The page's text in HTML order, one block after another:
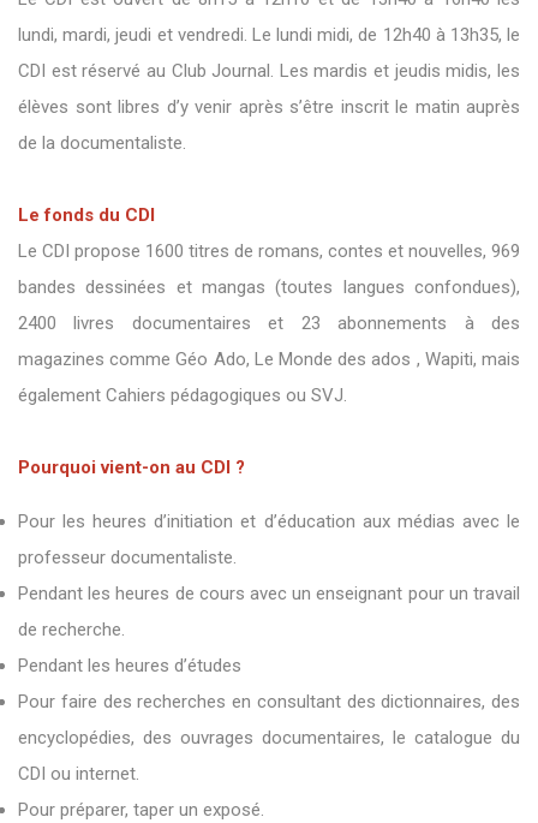
lundi, mardi, jeudi et vendredi. Le lundi midi, de 12h40 à 13h35, le
CDI est réservé au Club Journal. Les mardis et jeudis midis, les
élèves sont libres d’y venir après s’être inscrit le matin auprès
de la documentaliste.
Le fonds du CDI
Le CDI propose 1600 titres de romans, contes et nouvelles, 969
bandes dessinées et mangas (toutes langues confondues),
2400 livres documentaires et 23 abonnements à des
magazines comme Géo Ado, Le Monde des ados , Wapiti, mais
également Cahiers pédagogiques ou SVJ.
Pourquoi vient-on au CDI ?
Pour les heures d’initiation et d’éducation aux médias avec le
professeur documentaliste.
Pendant les heures de cours avec un enseignant pour un travail
de recherche.
Pendant les heures d’études
Pour faire des recherches en consultant des dictionnaires, des
encyclopédies, des ouvrages documentaires, le catalogue du
CDI ou internet.
Pour préparer, taper un exposé.